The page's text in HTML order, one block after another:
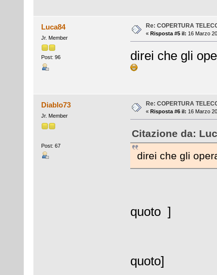
Luca84
Jr. Member
Post: 96
Re: COPERTURA
« Risposta #5 il: 16 Marzo
direi che gli
Diablo73
Jr. Member
Post: 67
Re: COPERTURA
« Risposta #6 il: 16 Marzo
Citazione da:
direi che gli
quoto ]
quoto]